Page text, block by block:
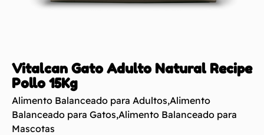
Vitalcan Gato Adulto Natural Recipe
Pollo 15Kg
Alimento Balanceado para Adultos,Alimento
Balanceado para Gatos,Alimento Balanceado para
Mascotas